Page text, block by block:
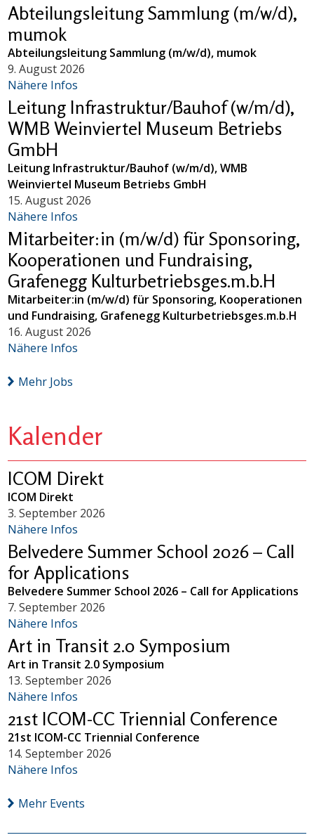
Abteilungsleitung Sammlung (m/w/d),
mumok
Abteilungsleitung Sammlung (m/w/d), mumok
9. August 2026
Nähere Infos
Leitung Infrastruktur/Bauhof (w/m/d),
WMB Weinviertel Museum Betriebs
GmbH
Leitung Infrastruktur/Bauhof (w/m/d), WMB
Weinviertel Museum Betriebs GmbH
15. August 2026
Nähere Infos
Mitarbeiter:in (m/w/d) für Sponsoring,
Kooperationen und Fundraising,
Grafenegg Kulturbetriebsges.m.b.H
Mitarbeiter:in (m/w/d) für Sponsoring, Kooperationen
und Fundraising, Grafenegg Kulturbetriebsges.m.b.H
16. August 2026
Nähere Infos
Mehr Jobs
Kalender
ICOM Direkt
ICOM Direkt
3. September 2026
Nähere Infos
Belvedere Summer School 2026 – Call
for Applications
Belvedere Summer School 2026 – Call for Applications
7. September 2026
Nähere Infos
Art in Transit 2.0 Symposium
Art in Transit 2.0 Symposium
13. September 2026
Nähere Infos
21st ICOM-CC Triennial Conference
21st ICOM-CC Triennial Conference
14. September 2026
Nähere Infos
Mehr Events